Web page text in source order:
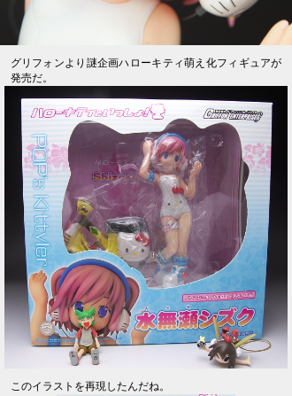
グリフォンより謎企画ハローキティ萌え化フィギュアが
発売だ。
このイラストを再現したんだね。